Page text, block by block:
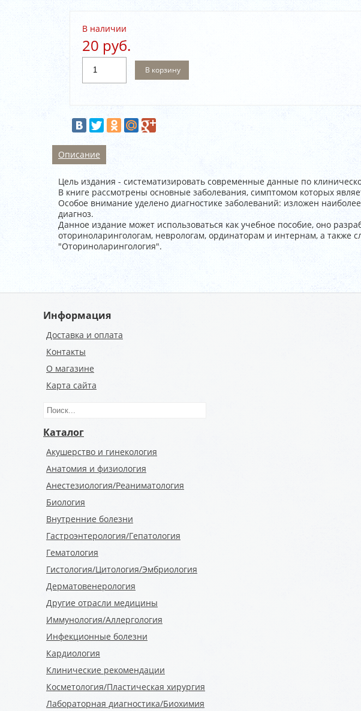
В наличии
20 руб.
В корзину
Описание
Цель издания - систематизировать современные данные по
В книге рассмотрены основные заболевания, симптомом которых
Особое внимание уделено диагностике заболеваний: изложен
диагноз.
Данное издание может использоваться как учебное пособие, оно
оториноларингологам, неврологам, ординаторам и интернам, а
"Оториноларингология".
Информация
Доставка и оплата
Контакты
О магазине
Карта сайта
Каталог
Акушерство и гинекология
Анатомия и физиология
Анестезиология/Реаниматология
Биология
Внутренние болезни
Гастроэнтерология/Гепатология
Гематология
Гистология/Цитология/Эмбриология
Дерматовенерология
Другие отрасли медицины
Иммунология/Аллергология
Инфекционные болезни
Кардиология
Клинические рекомендации
Косметология/Пластическая хирургия
Лабораторная диагностика/Биохимия